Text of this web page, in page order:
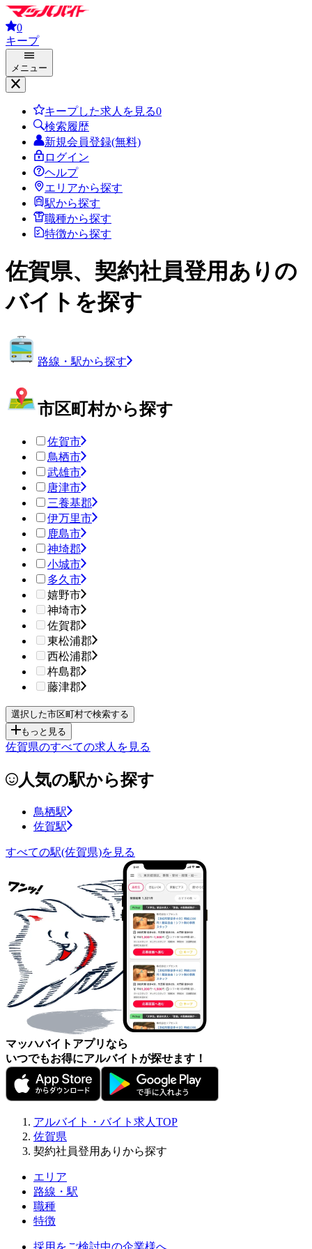
0
キープ
メニュー
キープした求人を見る0
検索履歴
新規会員登録(無料)
ログイン
ヘルプ
エリアから探す
駅から探す
職種から探す
特徴から探す
佐賀県、契約社員登用あり の
バイトを探す
路線・駅から探す
市区町村から探す
佐賀市
鳥栖市
武雄市
唐津市
三養基郡
伊万里市
鹿島市
神埼郡
小城市
多久市
嬉野市
神埼市
佐賀郡
東松浦郡
西松浦郡
杵島郡
藤津郡
もっと見る
佐賀県のすべての求人を見る
人気の駅から探す
鳥栖駅
佐賀駅
すべての駅(佐賀県)を見る
マッハバイトアプリなら
いつでもお得にアルバイトが探せます！
アルバイト・バイト求人TOP
佐賀県
契約社員登用ありから探す
エリア
路線・駅
職種
特徴